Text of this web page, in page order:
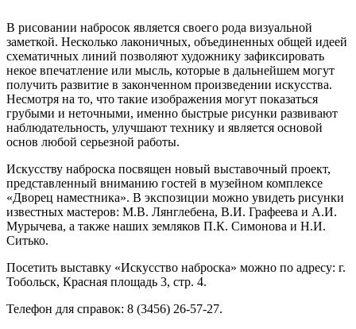
В рисовании набросок является своего рода визуальной
заметкой. Несколько лаконичных, объединенных общей идеей
схематичных линий позволяют художнику зафиксировать
некое впечатление или мысль, которые в дальнейшем могут
получить развитие в законченном произведении искусства.
Несмотря на то, что такие изображения могут показаться
грубыми и неточными, именно быстрые рисунки развивают
наблюдательность, улучшают технику и является основой
основ любой серьезной работы.
Искусству наброска посвящен новый выставочный проект,
представленный вниманию гостей в музейном комплексе
«Дворец наместника». В экспозиции можно увидеть рисунки
известных мастеров: М.В. Лянглебена, В.И. Графеева и А.И.
Мурычева, а также наших земляков П.К. Симонова и Н.И.
Ситько.
Посетить выставку «Искусство наброска» можно по адресу: г.
Тобольск, Красная площадь 3, стр. 4.
Телефон для справок: 8 (3456) 26-57-27.